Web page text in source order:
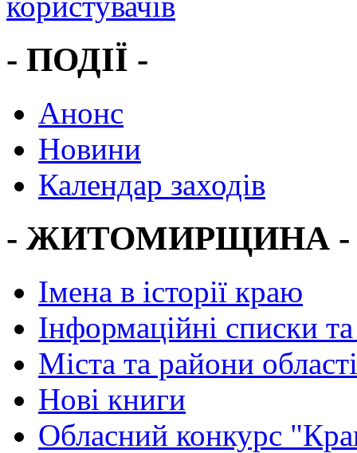
- ПОДІЇ -
Анонс
Новини
Календар заходів
- ЖИТОМИРЩИНА -
Імена в історії краю
Інформаційні списки
Міста та райони області
Нові книги
Обласний конкурс